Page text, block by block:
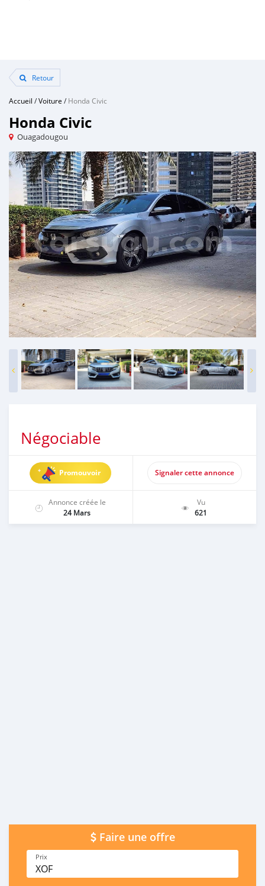
Retour
Accueil /Voiture /Honda Civic
Honda Civic
Ouagadougou
Négociable
Promouvoir Signaler cette annonce
Annonce créée le
24 Mars
Vu
621
Faire une offre
Prix
XOF